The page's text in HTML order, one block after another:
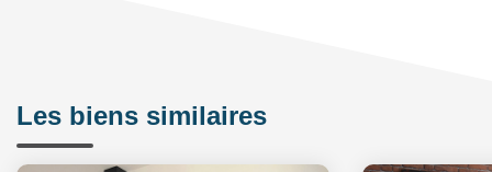
Les biens similaires